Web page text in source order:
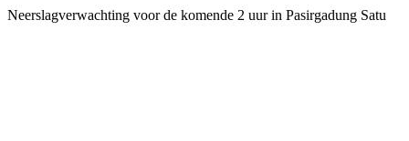
Neerslagverwachting voor de komende 2 uur in Pasirgadung Satu